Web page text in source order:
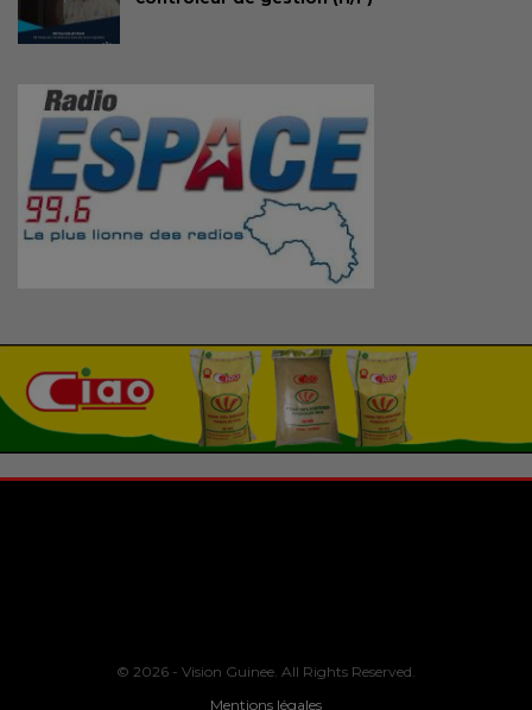
© 2026 - Vision Guinee. All Rights Reserved.
Mentions légales